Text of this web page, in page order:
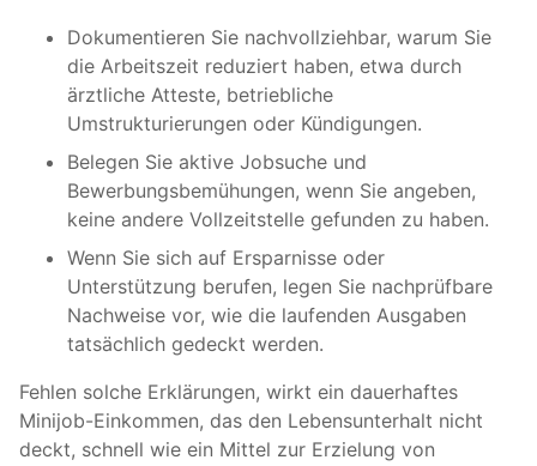
Dokumentieren Sie nachvollziehbar, warum Sie
die Arbeitszeit reduziert haben, etwa durch
ärztliche Atteste, betriebliche
Umstrukturierungen oder Kündigungen.
Belegen Sie aktive Jobsuche und
Bewerbungsbemühungen, wenn Sie angeben,
keine andere Vollzeitstelle gefunden zu haben.
Wenn Sie sich auf Ersparnisse oder
Unterstützung berufen, legen Sie nachprüfbare
Nachweise vor, wie die laufenden Ausgaben
tatsächlich gedeckt werden.
Fehlen solche Erklärungen, wirkt ein dauerhaftes
Minijob-Einkommen, das den Lebensunterhalt nicht
deckt, schnell wie ein Mittel zur Erzielung von